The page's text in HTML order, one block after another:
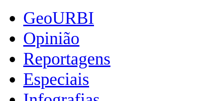
GeoURBI
Opinião
Reportagens
Especiais